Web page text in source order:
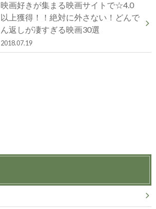
映画好きが集まる映画サイトで☆4.0
以上獲得！！絶対に外さない！どんで
ん返しが凄すぎる映画30選
2018.07.19